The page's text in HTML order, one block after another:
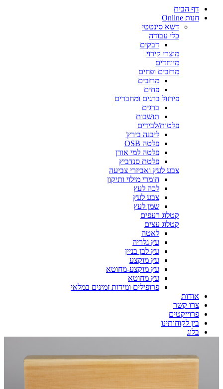
דף הבית
חנות Online
דשא סינטטי
כלי עבודה
דבקים
מוצרי קירוי
מיוחדים
מרזבים ופחים
מרזבים
פחים
פירזול ברגים ומחברים
ברגים
תושבות
פלטות/לבידים
ליבנה בירץ'
פלטה OSB
פלטה למי אורן
פלטת סנדביץ
צבע לעץ ואביזרי צביעה
חומרי מילוי ותיקון
לכה לעץ
צבע לעץ
שמן לעץ
קטלוג רעפים
קטלוג עצים
לאטה
עץ גלריה
עץ לבן בניין
עץ מוקצע
עץ מוקצע-מחוטא
עץ מחוטא
פרופילים ומידות זמינים במלאי
אודות
צרו קשר
פרוייקטים
בין לקוחותינו
בלוג